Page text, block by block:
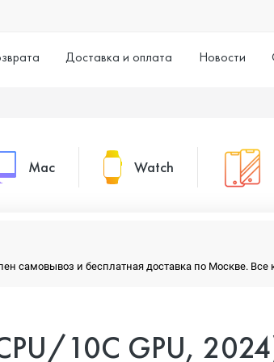
Доставка и оплата Новости
Mac Watch
самовывоз и бесплатная доставка по Москве.
10C GPU,